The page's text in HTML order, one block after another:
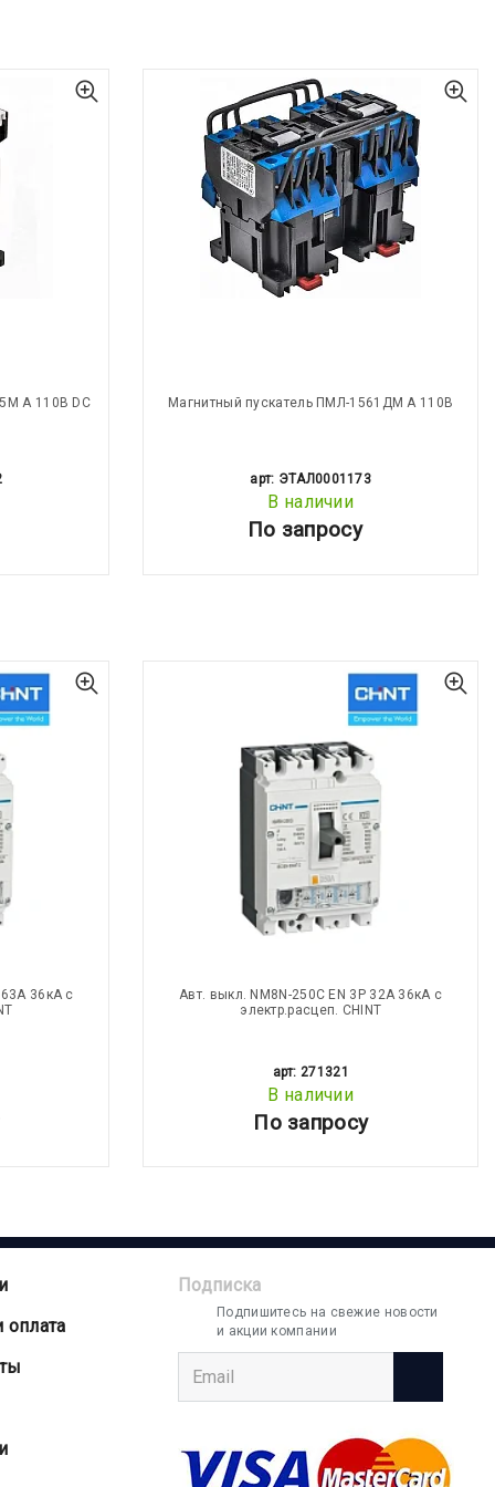
А 110В DC Магнитный пускатель ПМЛ-1561ДМ А 110В
арт: ЭТАЛ0001173
В наличии
По запросу
36кА с
Авт. выкл. NM8N-250C EN 3Р 32А 36кА с
электр.расцеп. CHINT
арт: 271321
В наличии
По запросу
Подписка
Подпишитесь на свежие новости
и акции компании
оплата